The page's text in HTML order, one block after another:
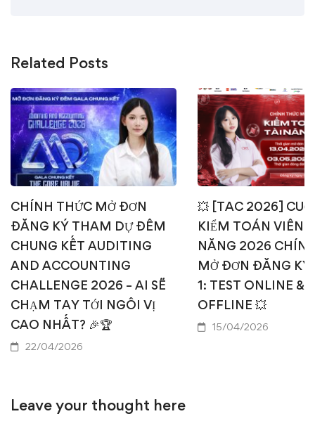
Related Posts
CHÍNH THỨC MỞ ĐƠN
ĐĂNG KÝ THAM DỰ ĐÊM
CHUNG KẾT AUDITING
AND ACCOUNTING
CHALLENGE 2026 – AI SẼ
CHẠM TAY TỚI NGÔI VỊ
CAO NHẤT? 🎉🏆
22/04/2026
💥 [TAC 2026]
KIỂM TOÁN VIÊN
NĂNG 2026
MỞ ĐƠN ĐĂNG KÝ
1: TEST ONLINE &
OFFLINE 💥
15/04/2026
Leave your thought here